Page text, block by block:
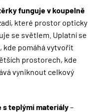
funguje v koupelně
které prostor opticky
se světlem. Uplatní se
kde pomáhá vytvořit
prostorech, kde
vyniknout celkový
s teplými materiály–